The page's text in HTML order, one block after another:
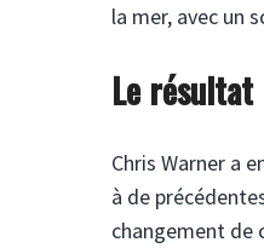
la mer, avec un
Le résultat
Chris Warner a
à de
changement de